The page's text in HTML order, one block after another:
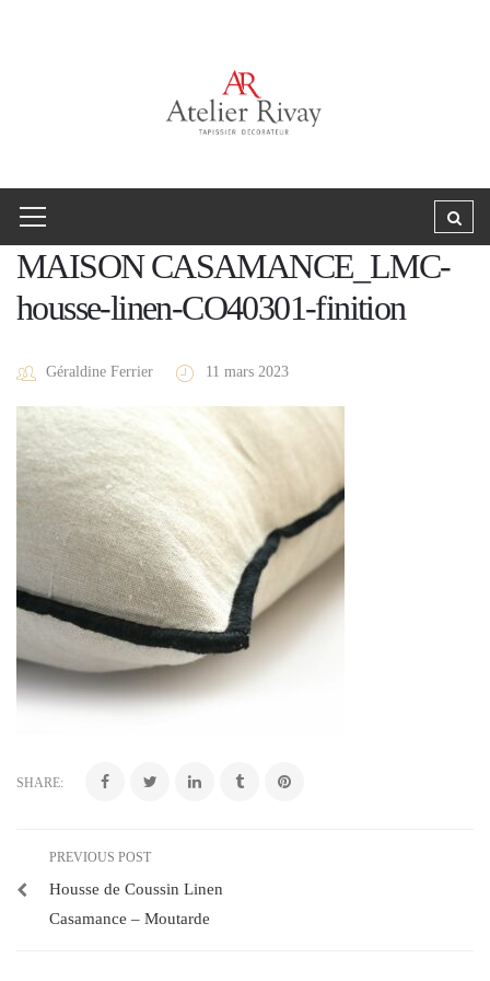
MAISON CASAMANCE_LMC-
housse-linen-CO40301-finition
Géraldine Ferrier 11 mars 2023
SHARE:
PREVIOUS POST
Housse de Coussin Linen
Casamance – Moutarde